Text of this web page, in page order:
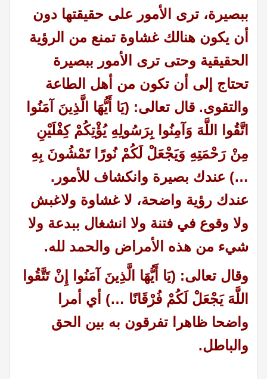
ببصيرة، ترى الأمور على حقيقتها دون
أن يكون هنالك غشاوة تمنع من الرؤية
الحقيقية وحتى ترى الأمور ببصيرة
تحتاج إلى أن تكون من أهل الطاعة
والتقوى. قال تعالى: (يَا أَيُّهَا الَّذِينَ آمَنُوا
اتَّقُوا اللَّهَ وَآمِنُوا بِرَسُولِهِ يُؤْتِكُمْ كِفْلَيْنِ
مِنْ رَحْمَتِهِ وَيَجْعَلْ لَكُمْ نُورًا تَمْشُونَ بِهِ
…) عندك بصيرة وانكشاف للأمور.
عندك رؤية واضحة، لا غشاوة ولاغبش
ولا وقوع في فتنة ولا انشغال ببدعة ولا
شيء من هذه الأمراض والحمد لله.
وقال تعالى: (يَا أَيُّهَا الَّذِينَ آمَنُوا إِنْ تَتَّقُوا
اللَّهَ يَجْعَلْ لَكُمْ فُرْقَانًا …) أي أمرا
واضحا ظاهرا تفرقون به بين الحق
والباطل.